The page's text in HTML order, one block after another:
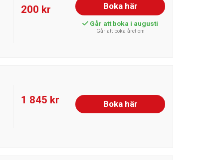
200 kr Boka här
Går att boka i augusti
Går att boka året om
1 845 kr Boka här